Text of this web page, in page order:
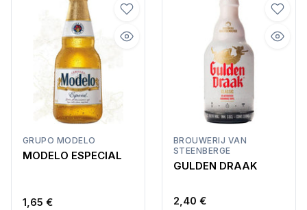
GRUPO MODELO
MODELO ESPECIAL
1,65 €
BROUWERIJ VAN
STEENBERGE
GULDEN DRAAK
2,40 €